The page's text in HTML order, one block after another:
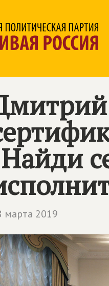
марта 2019